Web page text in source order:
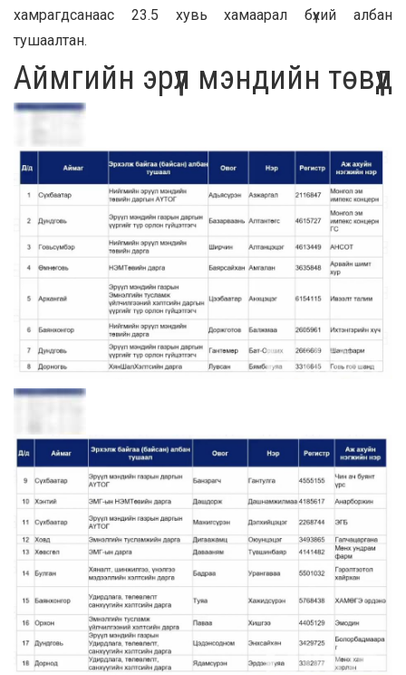
хамрагдсанаас 23.5 хувь хамаарал бүхий албан
тушаалтан.
Аймгийн эрүүл мэндийн төвүүд